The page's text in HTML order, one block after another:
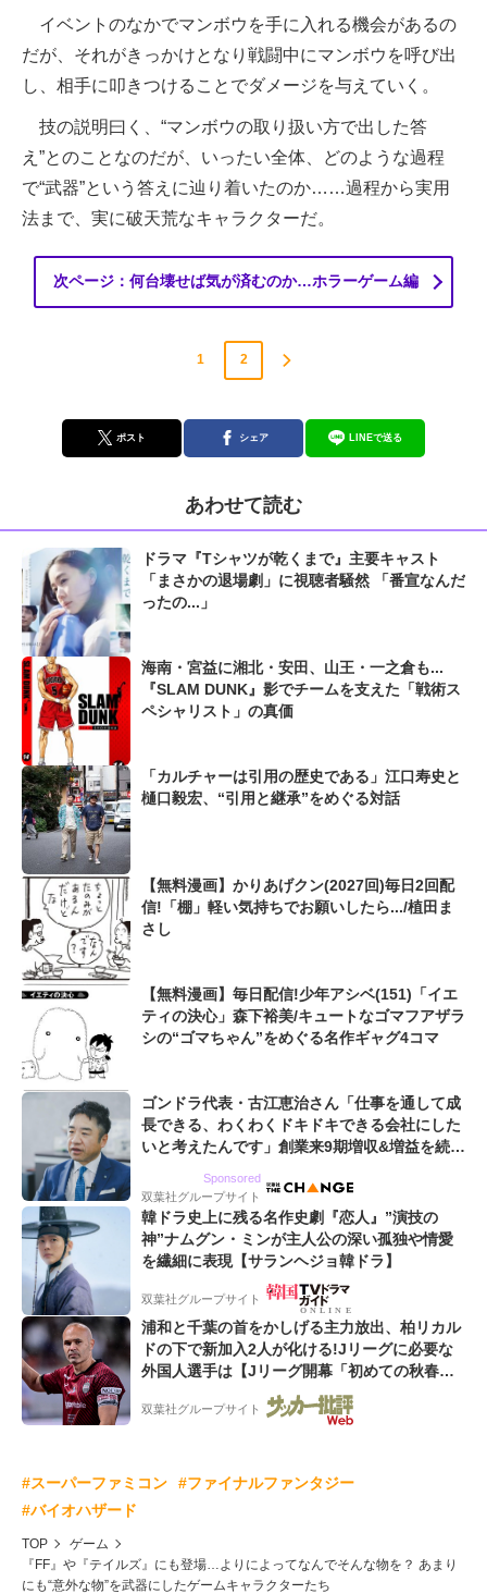
イベントのなかでマンボウを手に入れる機会があるの
だが、それがきっかけとなり戦闘中にマンボウを呼び出
し、相手に叩きつけることでダメージを与えていく。
技の説明曰く、“マンボウの取り扱い方で出した答
え”とのことなのだが、いったい全体、どのような過程
で“武器”という答えに辿り着いたのか……過程から実用
法まで、実に破天荒なキャラクターだ。
次ページ：何台壊せば気が済むのか…ホラーゲーム編
1 2
ポスト シェア LINEで送る
あわせて読む
ドラマ『Tシャツが乾くまで』主要キャスト
「まさかの退場劇」に視聴者騒然 「番宣なんだ
ったの...」
海南・宮益に湘北・安田、山王・一之倉も...
『SLAM DUNK』影でチームを支えた「戦術ス
ペシャリスト」の真価
「カルチャーは引用の歴史である」江口寿史と
樋口毅宏、“引用と継承”をめぐる対話
【無料漫画】かりあげクン(2027回)毎日2回配
信!「棚」軽い気持ちでお願いしたら.../植田ま
さし
【無料漫画】毎日配信!少年アシベ(151)「イエ
ティの決心」森下裕美/キュートなゴマフアザラ
シの“ゴマちゃん”をめぐる名作ギャグ4コマ
ゴンドラ代表・古江恵治さん「仕事を通して成
長できる、わくわくドキドキできる会社にした
いと考えたんです」創業来9期増収&増益を続け
Sponsored
双葉社グループサイト
韓ドラ史上に残る名作史劇『恋人』”演技の
神”ナムグン・ミンが主人公の深い孤独や情愛
を繊細に表現【サランヘジョ韓ドラ】
双葉社グループサイト
浦和と千葉の首をかしげる主力放出、柏リカル
ドの下で新加入2人が化ける!Jリーグに必要な
外国人選手は【Jリーグ開幕「初めての秋春
双葉社グループサイト
#スーパーファミコン
#ファイナルファンタジー
#バイオハザード
TOP
ゲーム
『FF』や『テイルズ』にも登場…よりによってなんでそんな物を？ あまり
にも“意外な物”を武器にしたゲームキャラクターたち